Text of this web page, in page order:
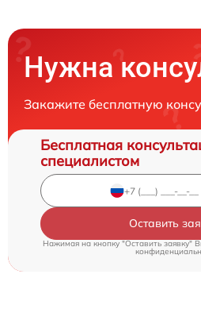
Нужна
Закажите бесплатную
Бесплатная
специалистом
Оставить
Нажимая на кнопку "Оставить заявку"